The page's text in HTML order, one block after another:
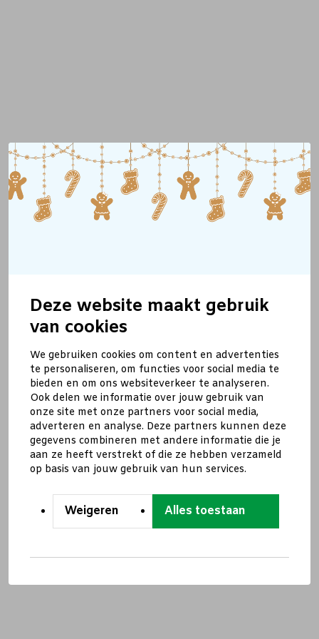
Deze website maakt gebruik
van cookies
We gebruiken cookies om content en advertenties
te personaliseren, om functies voor social media te
bieden en om ons websiteverkeer te analyseren.
Ook delen we informatie over jouw gebruik van
onze site met onze partners voor social media,
adverteren en analyse. Deze partners kunnen deze
gegevens combineren met andere informatie die je
aan ze heeft verstrekt of die ze hebben verzameld
op basis van jouw gebruik van hun services.
Weigeren Alles toestaan